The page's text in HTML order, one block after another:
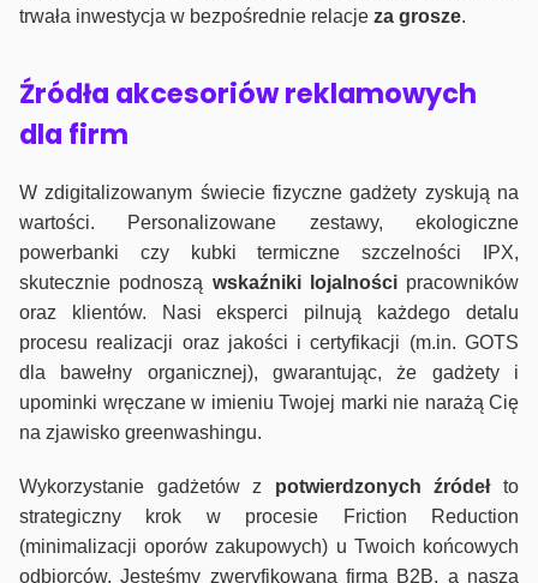
trwała inwestycja w bezpośrednie relacje za grosze.
Źródła akcesoriów reklamowych
dla firm
W zdigitalizowanym świecie fizyczne gadżety zyskują na
wartości. Personalizowane zestawy, ekologiczne
powerbanki czy kubki termiczne szczelności IPX,
skutecznie podnoszą wskaźniki lojalnościpracowników
oraz klientów. Nasi eksperci pilnują każdego detalu
procesu realizacji oraz jakości i certyfikacji (m.in. GOTS
dla bawełny organicznej), gwarantując, że gadżety i
upominki wręczane w imieniu Twojej marki nie narażą Cię
na zjawisko greenwashingu.
Wykorzystanie gadżetów z potwierdzonych źródełto
strategiczny krok w procesie Friction Reduction
(minimalizacji oporów zakupowych) u Twoich końcowych
odbiorców. Jesteśmy zweryfikowaną firmą B2B, a nasza